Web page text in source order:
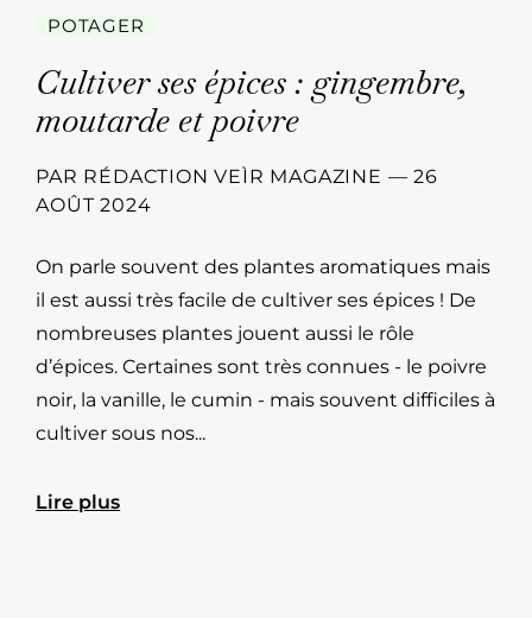
POTAGER
Cultiver ses épices : gingembre,
moutarde et poivre
PAR RÉDACTION VEÌR MAGAZINE —26
AOÛT 2024
On parle souvent des plantes aromatiques mais
il est aussi très facile de cultiver ses épices ! De
nombreuses plantes jouent aussi le rôle
d’épices. Certaines sont très connues - le poivre
noir, la vanille, le cumin - mais souvent difficiles à
cultiver sous nos...
Lire plus